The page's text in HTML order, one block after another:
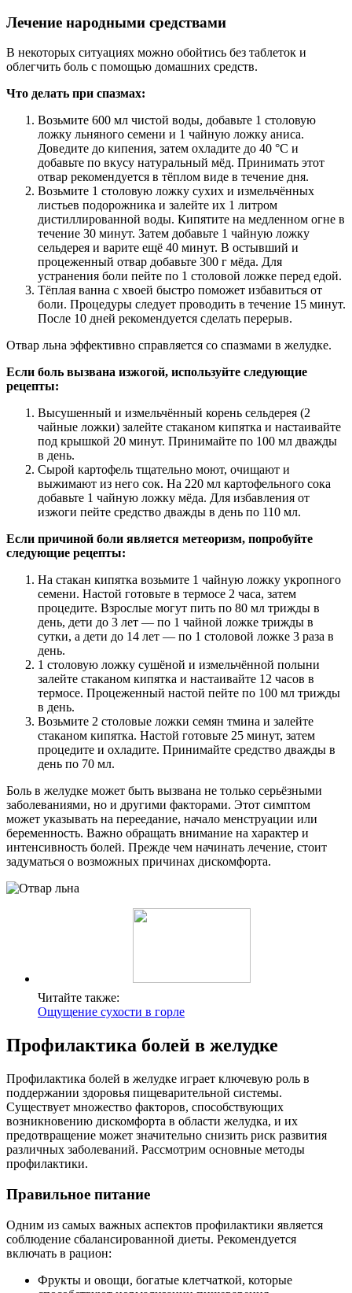
Лечение народными средствами
В некоторых ситуациях можно обойтись без таблеток и
облегчить боль с помощью домашних средств.
Что делать при спазмах:
Возьмите 600 мл чистой воды, добавьте 1 столовую
ложку льняного семени и 1 чайную ложку аниса.
Доведите до кипения, затем охладите до 40 °С и
добавьте по вкусу натуральный мёд. Принимать этот
отвар рекомендуется в тёплом виде в течение дня.
Возьмите 1 столовую ложку сухих и измельчённых
листьев подорожника и залейте их 1 литром
дистиллированной воды. Кипятите на медленном огне в
течение 30 минут. Затем добавьте 1 чайную ложку
сельдерея и варите ещё 40 минут. В остывший и
процеженный отвар добавьте 300 г мёда. Для
устранения боли пейте по 1 столовой ложке перед едой.
Тёплая ванна с хвоей быстро поможет избавиться от
боли. Процедуры следует проводить в течение 15 минут.
После 10 дней рекомендуется сделать перерыв.
Отвар льна эффективно справляется со спазмами в желудке.
Если боль вызвана изжогой, используйте следующие
рецепты:
Высушенный и измельчённый корень сельдерея (2
чайные ложки) залейте стаканом кипятка и настаивайте
под крышкой 20 минут. Принимайте по 100 мл дважды
в день.
Сырой картофель тщательно моют, очищают и
выжимают из него сок. На 220 мл картофельного сока
добавьте 1 чайную ложку мёда. Для избавления от
изжоги пейте средство дважды в день по 110 мл.
Если причиной боли является метеоризм, попробуйте
следующие рецепты:
На стакан кипятка возьмите 1 чайную ложку укропного
семени. Настой готовьте в термосе 2 часа, затем
процедите. Взрослые могут пить по 80 мл трижды в
день, дети до 3 лет — по 1 чайной ложке трижды в
сутки, а дети до 14 лет — по 1 столовой ложке 3 раза в
день.
1 столовую ложку сушёной и измельчённой полыни
залейте стаканом кипятка и настаивайте 12 часов в
термосе. Процеженный настой пейте по 100 мл трижды
в день.
Возьмите 2 столовые ложки семян тмина и залейте
стаканом кипятка. Настой готовьте 25 минут, затем
процедите и охладите. Принимайте средство дважды в
день по 70 мл.
Боль в желудке может быть вызвана не только серьёзными
заболеваниями, но и другими факторами. Этот симптом
может указывать на переедание, начало менструации или
беременность. Важно обращать внимание на характер и
интенсивность болей. Прежде чем начинать лечение, стоит
задуматься о возможных причинах дискомфорта.
Читайте также:
Ощущение сухости в горле
Профилактика болей в желудке
Профилактика болей в желудке играет ключевую роль в
поддержании здоровья пищеварительной системы.
Существует множество факторов, способствующих
возникновению дискомфорта в области желудка, и их
предотвращение может значительно снизить риск развития
различных заболеваний. Рассмотрим основные методы
профилактики.
Правильное питание
Одним из самых важных аспектов профилактики является
соблюдение сбалансированной диеты. Рекомендуется
включать в рацион:
Фрукты и овощи, богатые клетчаткой, которые